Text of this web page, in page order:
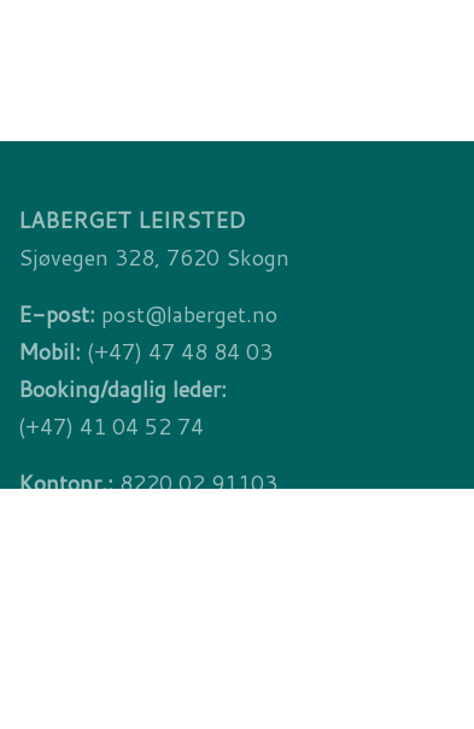
LABERGET LEIRSTED
Sjøvegen 328, 7620 Skogn
E-post: post@laberget.no
Mobil: (+47) 47 48 84 03
Booking/daglig leder:
(+47) 41 04 52 74
Kontonr.:8220.02.91103